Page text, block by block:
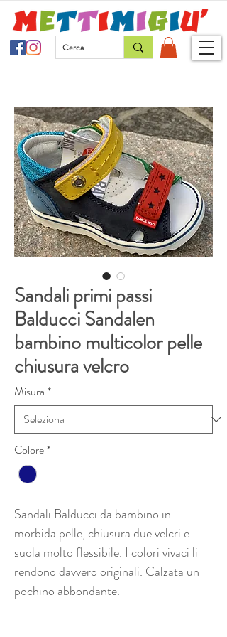
Sandali primi passi
Balducci Sandalen
bambino multicolor pelle
chiusura velcro
Misura *
Colore*
Sandali Balducci da bambino in
morbida pelle, chiusura due velcri e
suola molto flessibile. I colori vivaci li
rendono davvero originali. Calzata un
pochino abbondante.